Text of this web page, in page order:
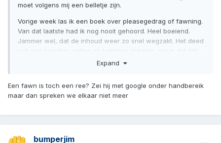
moet volgens mij een belletje zijn.
Vorige week las ik een boek over pleasegedrag of fawning.
Van dat laatste had ik nog nooit gehoord. Heel boeiend.
Jammer wel, dat de inhoud weer zo snel wegzakt. Het deed
ook wat kwartjes vallen en belletjes rinkelen, maar dat lijkt
wel een tijdelijk effect te hebben.
Expand
Een fawn is toch een ree? Zei hij met google onder handbereik
maar dan spreken we elkaar niet meer
bumperjim